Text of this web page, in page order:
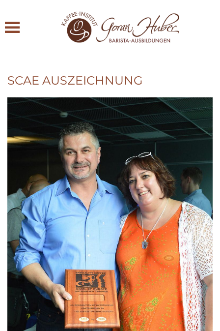
Zum Hauptinhalt springen
SCAE AUSZEICHNUNG